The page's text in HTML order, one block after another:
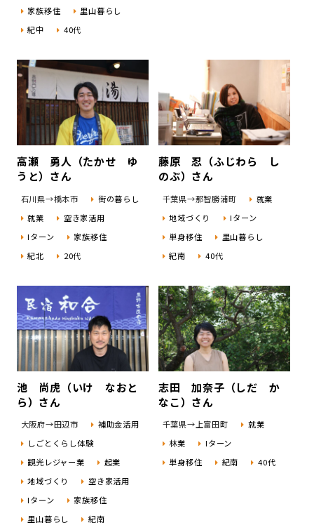
家族移住
里山暮らし
紀中
40代
高瀬 勇人（たかせ ゆ
うと）さん
石川県→橋本市
街の暮らし
就業
空き家活用
Iターン
家族移住
紀北
20代
藤原 忍（ふじわら し
のぶ）さん
千葉県→那智勝浦町
就業
地域づくり
Iターン
単身移住
里山暮らし
紀南
40代
池 尚虎（いけ なおと
ら）さん
大阪府→田辺市
補助金活用
しごとくらし体験
観光レジャー業
起業
地域づくり
空き家活用
Iターン
家族移住
里山暮らし
紀南
志田 加奈子（しだ か
なこ）さん
千葉県→上富田町
就業
林業
Iターン
単身移住
紀南 40代